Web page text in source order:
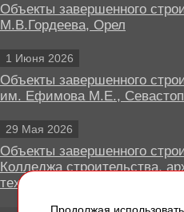
Объекты завершенного
М.В.Гордеева, Орел
1 Июня 2026
Объекты завершенного
им. Ефимова М.Е.,
29 Мая 2026
Объекты завершенного
Колледжа строительства,
технологий, Липецк